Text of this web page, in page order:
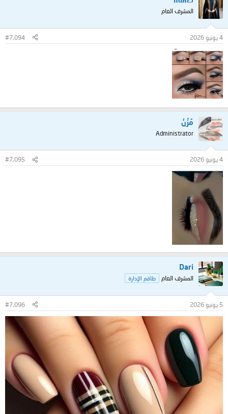
المشرف العام
4 يونيو 2026 #7,094
مُزُنْ
Administrator
4 يونيو 2026 #7,095
Dari
المشرف العام طاقم الإدارة
5 يونيو 2026 #7,096